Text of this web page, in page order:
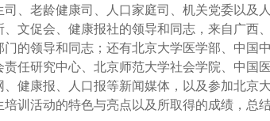
、老龄健康司、人口家庭司、机关党委以及
文促会、健康报社的领导和同志，来自广西、
的领导和同志；还有北京大学医学部、中国
任研究中心、北京师范大学社会学院、中国
健康报、人口报等新闻媒体，以及参加北京
训活动的特色与亮点以及所取得的成绩，总